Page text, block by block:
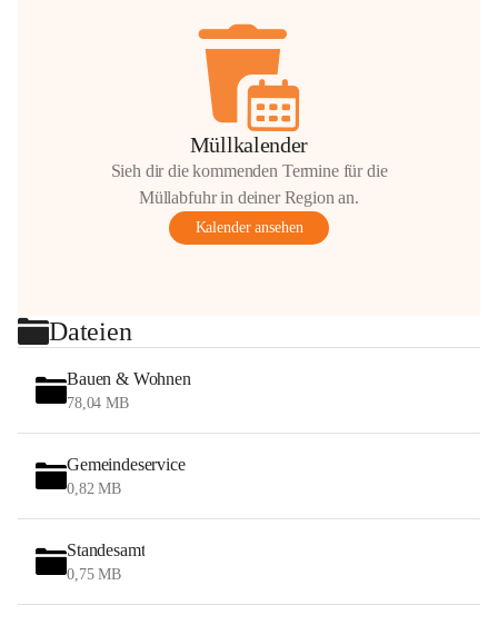
Müllkalender
Sieh dir die kommenden Termine für die
Müllabfuhr in deiner Region an.
Kalender ansehen
Dateien
Bauen & Wohnen
78,04 MB
Gemeindeservice
0,82 MB
Standesamt
0,75 MB